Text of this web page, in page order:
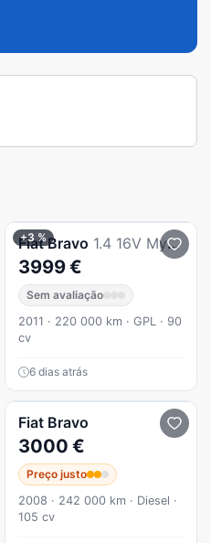
+3 %
Fiat Bravo 1.4 16V My Life GPL
3999 €
Sem avaliação
2011 · 220 000 km · GPL · 90
cv
6 dias atrás
Fiat Bravo
3000 €
Preço justo
2008 · 242 000 km · Diesel ·
105 cv